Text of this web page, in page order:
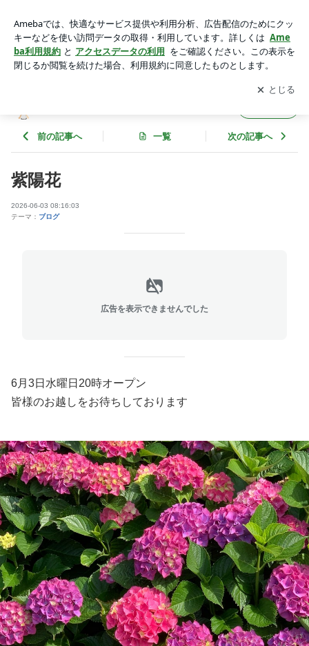
アプリをダウンロードして ブログの更新通知
を受け取りまし
ょう。
開く
前の記事へ 一覧 次の記事へ
紫陽花
2026-06-03 08:16:03
テーマ： ブログ
広告を表示できませんでした
6月3日水曜日20時オープン
皆様のお越しをお待ちしております